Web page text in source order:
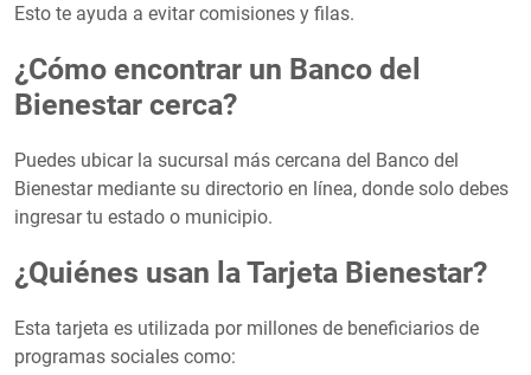
Esto te ayuda a evitar comisiones y filas.
¿Cómo encontrar un Banco del
Bienestar cerca?
Puedes ubicar la sucursal más cercana del Banco del
Bienestar mediante su directorio en línea, donde solo debes
ingresar tu estado o municipio.
¿Quiénes usan la Tarjeta Bienestar?
Esta tarjeta es utilizada por millones de beneficiarios de
programas sociales como: